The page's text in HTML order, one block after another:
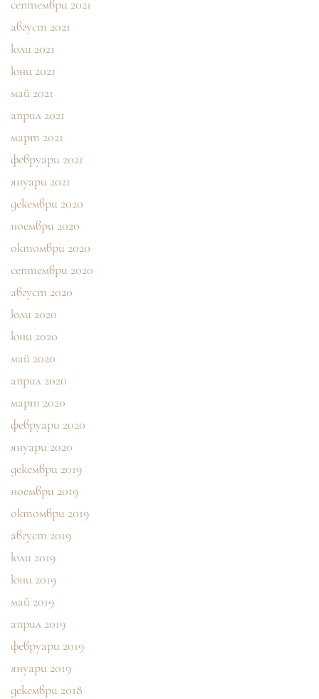
септември 2021
август 2021
юли 2021
юни 2021
май 2021
април 2021
март 2021
февруари 2021
януари 2021
декември 2020
ноември 2020
октомври 2020
септември 2020
август 2020
юли 2020
юни 2020
май 2020
април 2020
март 2020
февруари 2020
януари 2020
декември 2019
ноември 2019
октомври 2019
август 2019
юли 2019
юни 2019
май 2019
април 2019
февруари 2019
януари 2019
декември 2018